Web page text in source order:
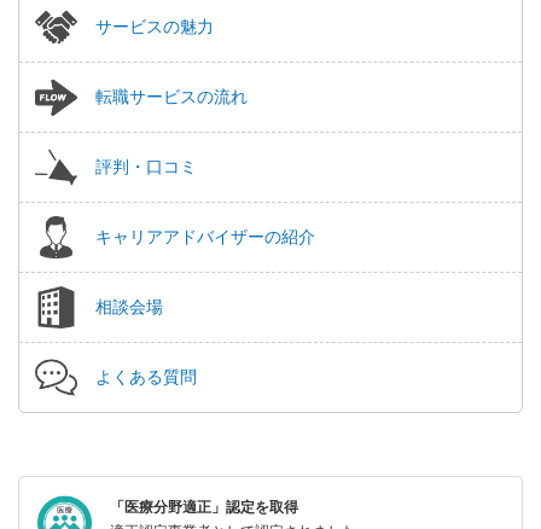
サービスの魅力
転職サービスの流れ
評判・口コミ
キャリアアドバイザーの紹介
相談会場
よくある質問
「医療分野適正」認定を取得